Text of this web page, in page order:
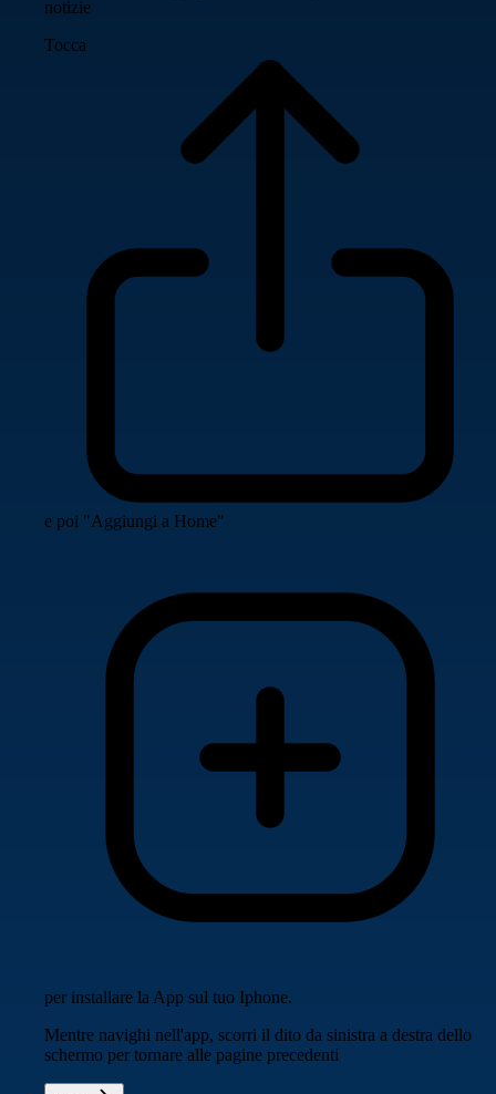
notizie
Tocca
e poi "Aggiungi a Home"
per installare la App sul tuo Iphone.
Mentre navighi nell'app, scorri il dito da sinistra a destra dello
schermo per tornare alle pagine precedenti